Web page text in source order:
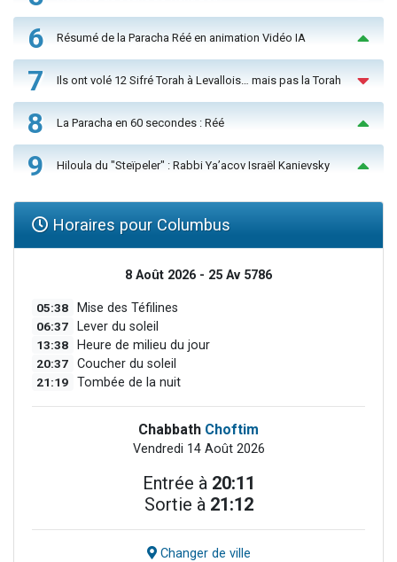
6 Résumé de la Paracha Réé en animation Vidéo IA
7 Ils ont volé 12 Sifré Torah à Levallois… mais pas la Torah
8 La Paracha en 60 secondes : Réé
9 Hiloula du "Steïpeler" : Rabbi Ya’acov Israël Kanievsky
Horaires pour Columbus
8 Août 2026 - 25 Av 5786
05:38 Mise des Téfilines
06:37 Lever du soleil
13:38 Heure de milieu du jour
20:37 Coucher du soleil
21:19 Tombée de la nuit
Chabbath Choftim
Vendredi 14 Août 2026
Entrée à 20:11
Sortie à 21:12
Changer de ville